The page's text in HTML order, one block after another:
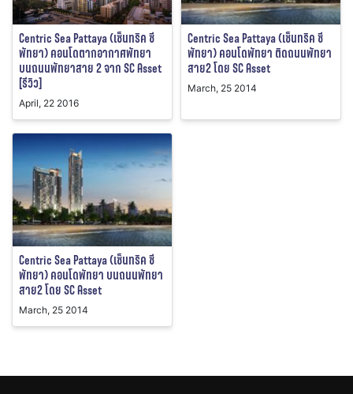
Centric Sea Pattaya (เซ็นทริค ซี
พัทยา) คอนโดตากอากาศพัทยา
บนถนนพัทยาสาย 2 จาก SC Asset
[รีวิว]
April, 22 2016
Centric Sea Pattaya (เซ็นทริค ซี
พัทยา) คอนโดพัทยา ติดถนนพัทยา
สาย2 โดย SC Asset
March, 25 2014
Centric Sea Pattaya (เซ็นทริค ซี
พัทยา) คอนโดพัทยา บนถนนพัทยา
สาย2 โดย SC Asset
March, 25 2014